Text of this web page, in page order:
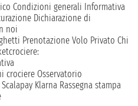
Condizioni generali Informativa
Dichiarazione di
noi
Prenotazione Volo Privato Chi
crociere Osservatorio
Scalapay Klarna Rassegna stampa